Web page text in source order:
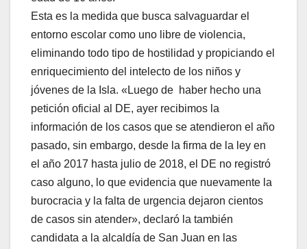
Esta es la medida que busca salvaguardar el
entorno escolar como uno libre de violencia,
eliminando todo tipo de hostilidad y propiciando el
enriquecimiento del intelecto de los niños y
jóvenes de la Isla. «Luego de haber hecho una
petición oficial al DE, ayer recibimos la
información de los casos que se atendieron el año
pasado, sin embargo, desde la firma de la ley en
el año 2017 hasta julio de 2018, el DE no registró
caso alguno, lo que evidencia que nuevamente la
burocracia y la falta de urgencia dejaron cientos
de casos sin atender», declaró la también
candidata a la alcaldía de San Juan en las